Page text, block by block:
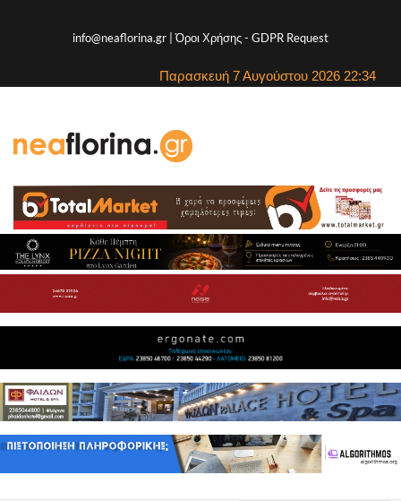
info@neaflorina.gr |Όροι Χρήσης- GDPR Request
Παρασκευή 7 Αυγούστου 2026 22:34